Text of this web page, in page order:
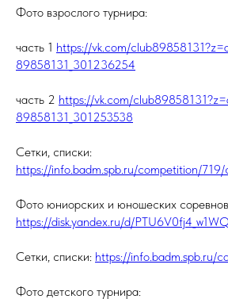
Фото взрослого турнира:
часть 1 https://vk.com/
89858131_301236254
часть 2 https://vk.com/
89858131_301253538
Сетки, списки:
https://info.badm.spb.ru/competition/
Фото юниорских и юношеских
https://disk.yandex.ru/d/PTU6V0fj4_w1WQ
Сетки, списки: https://info.badm.spb.ru/
Фото детского турнира: